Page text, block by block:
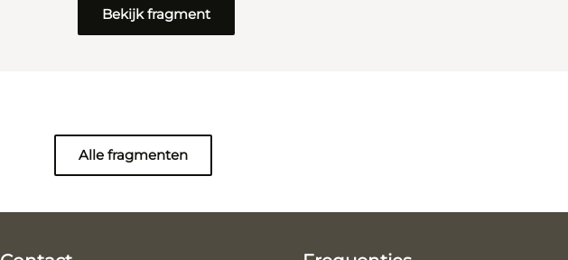
Bekijk fragment
Alle fragmenten